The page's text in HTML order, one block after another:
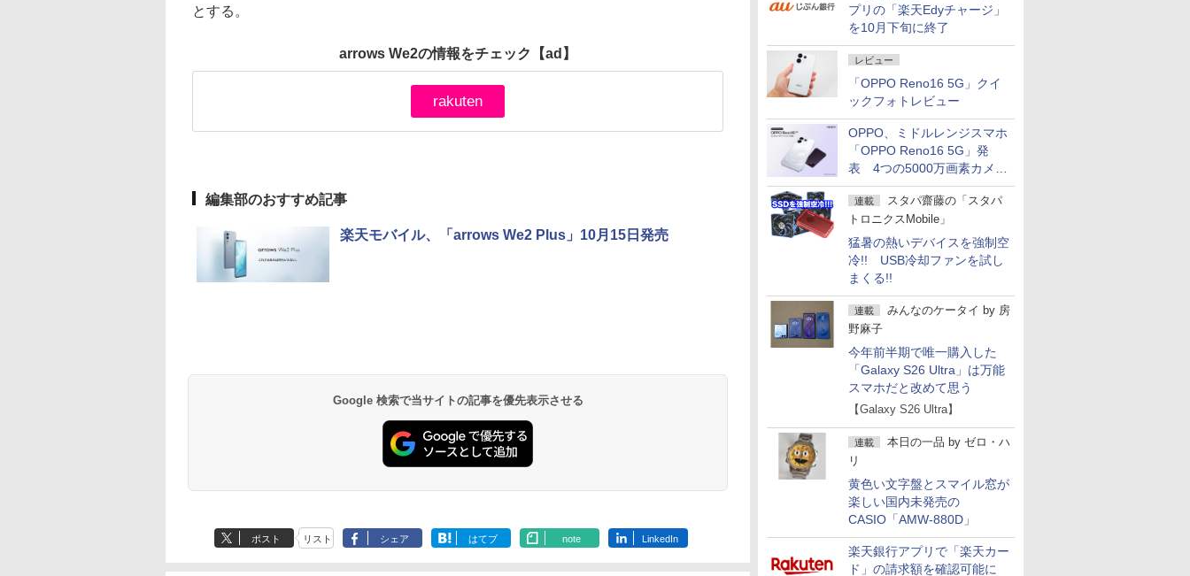
プリの「楽天Edyチャージ」
を10月下旬に終了
レビュー
「OPPO Reno16 5G」クイ
ックフォトレビュー
OPPO、ミドルレンジスマホ
「OPPO Reno16 5G」発
表 4つの5000万画素カメラ
搭載の小型モデル
連載
スタパ齋藤の「スタパ
トロニクスMobile」
猛暑の熱いデバイスを強制空
冷!! USB冷却ファンを試し
まくる!!
連載 みんなのケータイ by 房
野麻子
今年前半期で唯一購入した
「Galaxy S26 Ultra」は万能
スマホだと改めて思う
【Galaxy S26 Ultra】
連載 本日の一品 by ゼロ・ハ
リ
黄色い文字盤とスマイル窓が
楽しい国内未発売の
CASIO「AMW-880D」
楽天銀行アプリで「楽天カー
ド」の請求額を確認可能に
とする。
arrows We2の情報をチェック 【ad】
rakuten
編集部のおすすめ記事
楽天モバイル、「arrows We2 Plus」10月15日発売
Google 検索で当サイトの記事を優先表示させる
ポスト リスト シェア はてブ note LinkedIn